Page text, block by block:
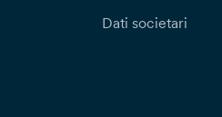
Dati societari